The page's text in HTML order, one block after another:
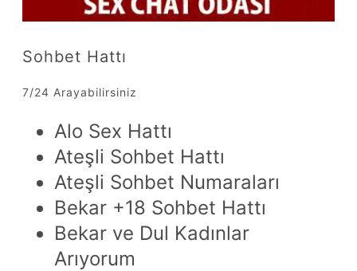
Sohbet Hattı
7/24 Arayabilirsiniz
Alo Sex Hattı
Ateşli Sohbet Hattı
Ateşli Sohbet Numaraları
Bekar +18 Sohbet Hattı
Bekar ve Dul Kadınlar
Arıyorum